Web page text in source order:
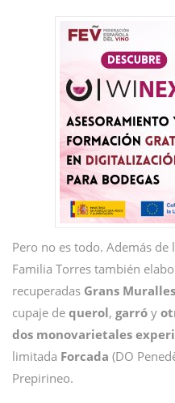
Pero no es todo. Además de
Familia Torres también
recuperadas Grans Muralles
cupaje de querol, garró y
dos monovarietales
limitada Forcada (DO
Prepirineo.